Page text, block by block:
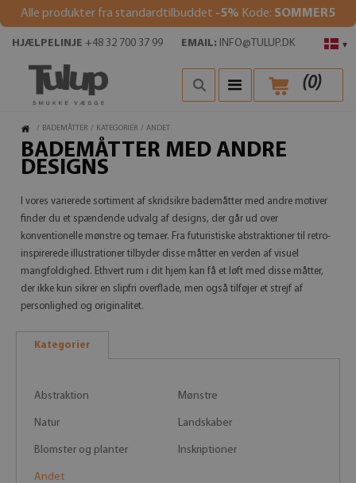
Alle produkter fra standardtilbuddet -5% Kode: SOMMER5
▾
HJÆLPELINJE +48 32 700 37 99 EMAIL: INFO@TULUP.DK
(0)
/ BADEMÅTTER / KATEGORIER / ANDET
BADEMÅTTER MED ANDRE
DESIGNS
I vores varierede sortiment af skridsikre bademåtter med andre motiver
finder du et spændende udvalg af designs, der går ud over
konventionelle mønstre og temaer. Fra futuristiske abstraktioner til retro-
inspirerede illustrationer tilbyder disse måtter en verden af visuel
mangfoldighed. Ethvert rum i dit hjem kan få et løft med disse måtter,
der ikke kun sikrer en slipfri overflade, men også tilføjer et strejf af
personlighed og originalitet.
Kategorier
Abstraktion Mønstre
Natur Landskaber
Blomster og planter Inskriptioner
Andet